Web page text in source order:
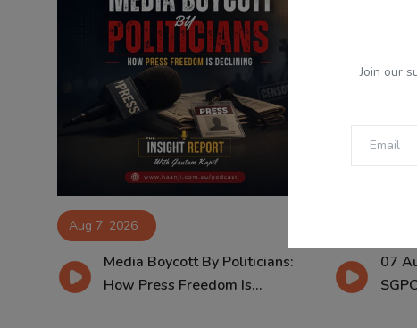
Join our
Aug 7, 2026
Media Boycott By Politicians:
How Press Freedom Is...
07